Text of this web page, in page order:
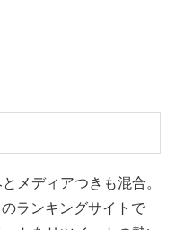
メディアつきも混合。
ランキングサイトで